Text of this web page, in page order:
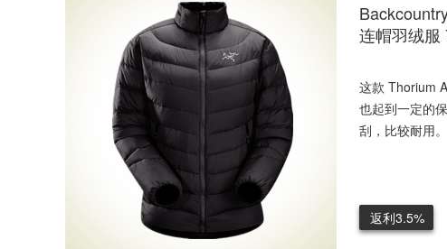
连帽羽绒服
这款 Thorium
也起到一定的
刮，比较耐用
返利3.5%